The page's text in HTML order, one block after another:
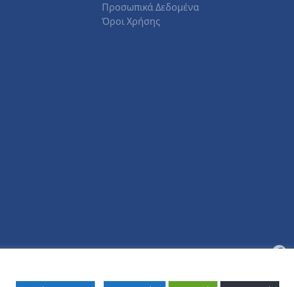
Προσωπικά Δεδομένα
Όροι Χρήσης